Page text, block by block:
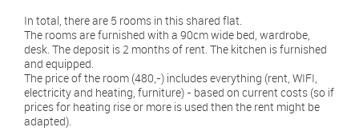
In total, there are 5 rooms in this shared flat.
The rooms are furnished with a 90cm wide bed, wardrobe,
desk. The deposit is 2 months of rent. The kitchen is furnished
and equipped.
The price of the room (480,-) includes everything (rent, WIFI,
electricity and heating, furniture) - based on current costs (so if
prices for heating rise or more is used then the rent might be
adapted).